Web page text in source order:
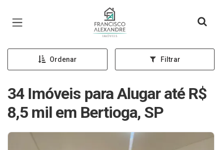
Página inicial
Ordenar Filtrar
34 Imóveis para Alugar até R$
8,5 mil em Bertioga, SP